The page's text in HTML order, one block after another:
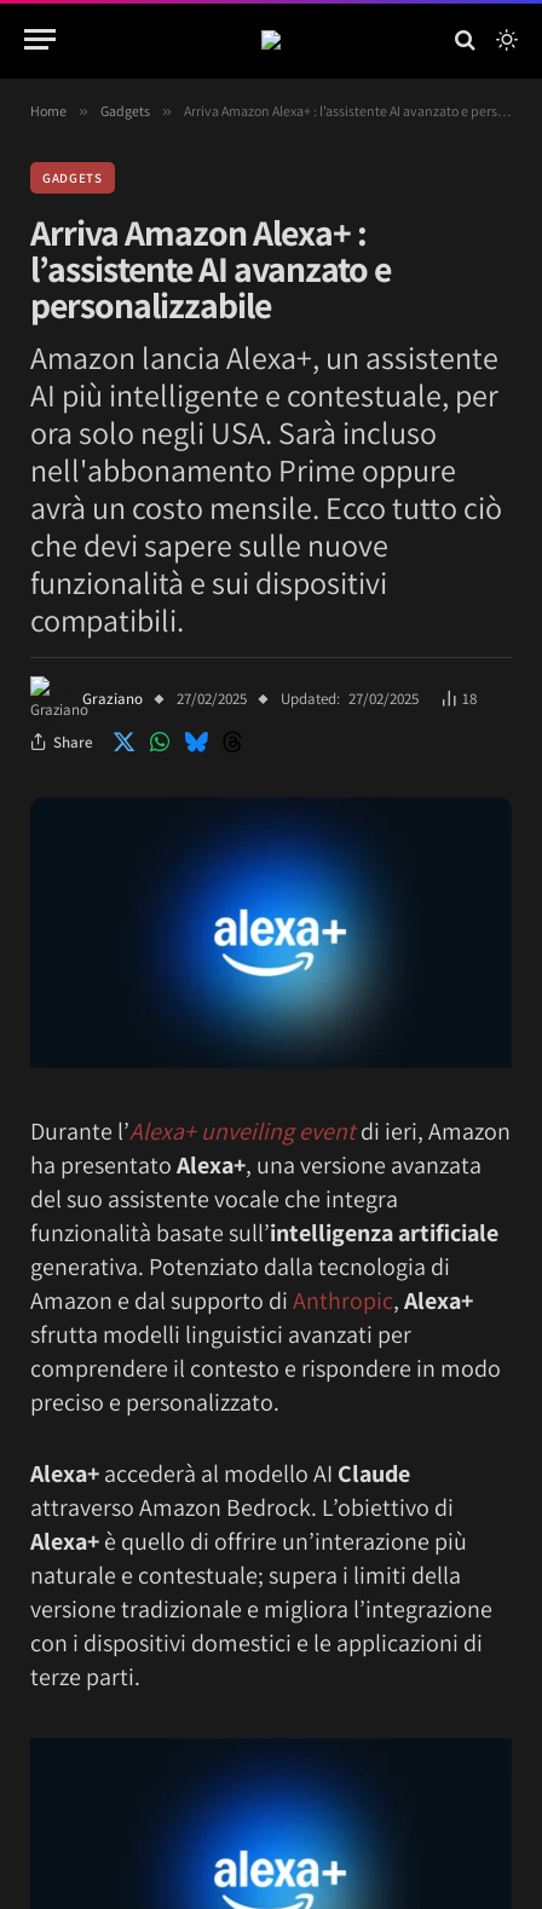
Home » Gadgets » Arriva Amazon Alexa+ : l’assistente AI avanzato e personalizzabile
GADGETS
Arriva Amazon Alexa+ :
l’assistente AI avanzato e
personalizzabile
Amazon lancia Alexa+, un assistente
AI più intelligente e contestuale, per
ora solo negli USA. Sarà incluso
nell'abbonamento Prime oppure
avrà un costo mensile. Ecco tutto ciò
che devi sapere sulle nuove
funzionalità e sui dispositivi
compatibili.
Graziano 27/02/2025 Updated: 27/02/2025 18
Share
Durante l’Alexa+ unveiling eventdi ieri, Amazon
ha presentatoAlexa+, una versione avanzata
del suo assistente vocale che integra
funzionalità basate sull’intelligenza artificiale
generativa. Potenziato dalla tecnologia di
Amazon e dal supporto diAnthropic,Alexa+
sfrutta modelli linguistici avanzati per
comprendere il contesto e rispondere in modo
preciso e personalizzato.
Alexa+accederà al modello AI Claude
attraverso Amazon Bedrock. L’obiettivo di
Alexa+è quello di offrire un’interazione più
naturale e contestuale; supera i limiti della
versione tradizionale e migliora l’integrazione
con i dispositivi domestici e le applicazioni di
terze parti.